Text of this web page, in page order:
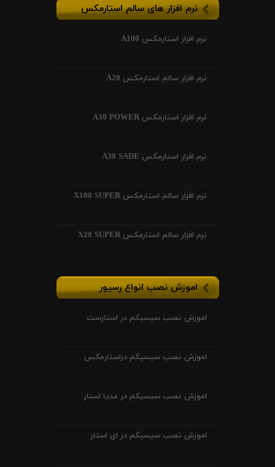
نرم افزار های سالم استارمکس
نرم افزار استارمکس A100
نرم افزار سالم استارمکس A20
نرم افزار استارمکس A30 POWER
نرم افزار استارمکس A30 SADE
نرم افزار سالم استارمکس X100 SUPER
نرم افزار سالم استارمکس X20 SUPER
اموزش نصب انواع رسیور
اموزش نصب سیسیکم در استارست
اموزش نصب سیسیکم دراستارمکس
اموزش نصب سیسیکم در مدیا استار
اموزش نصب سیسیکم در ای استار